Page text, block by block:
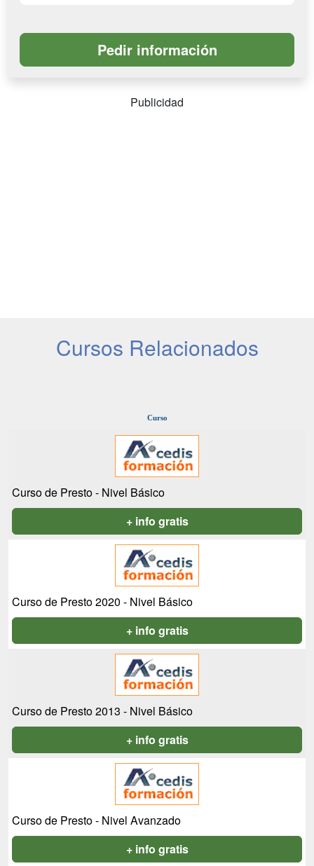
Publicidad
Cursos Relacionados
Curso
Curso de Presto - Nivel Básico
+ info gratis
Curso de Presto 2020 - Nivel Básico
+ info gratis
Curso de Presto 2013 - Nivel Básico
+ info gratis
Curso de Presto - Nivel Avanzado
+ info gratis